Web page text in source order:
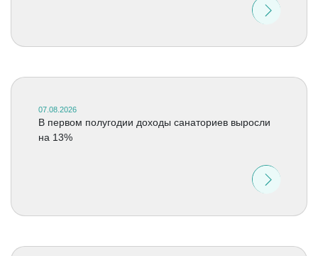
07.08.2026
В первом полугодии доходы санаториев выросли
на 13%